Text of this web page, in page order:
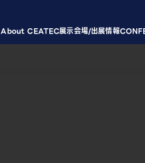
About CEATEC展示会場/出展情報